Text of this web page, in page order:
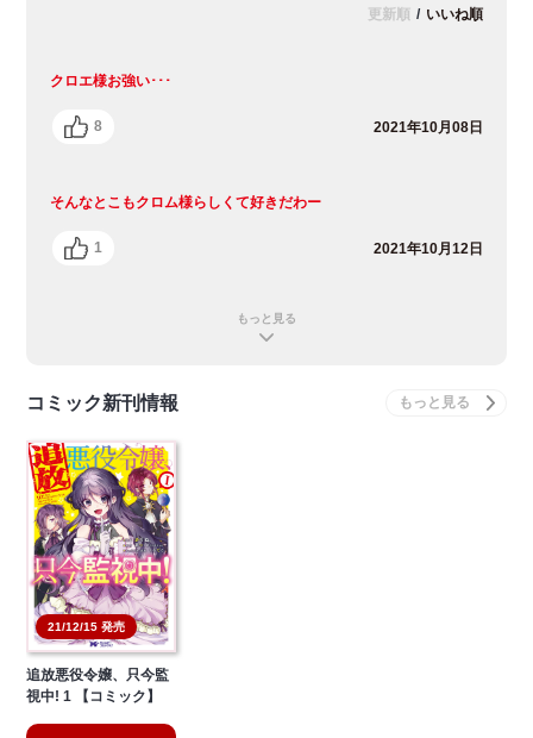
更新順 / いいね順
クロエ様お強い･･･
8 2021年10月08日
そんなとこもクロム様らしくて好きだわー
1 2021年10月12日
もっと見る
コミック新刊情報
21/12/15 発売
追放悪役令嬢、只今監
視中! 1 【コミック】